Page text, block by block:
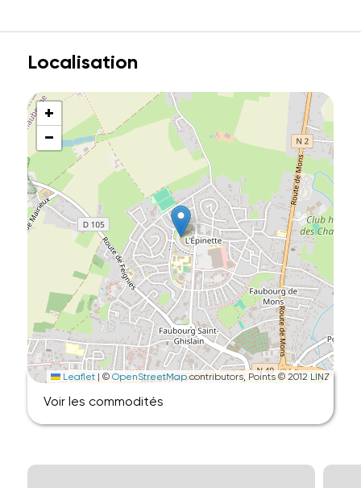
Localisation
+
−
Leaflet |©OpenStreetMapcontributors, Points © 2012 LINZ
Voir les commodités